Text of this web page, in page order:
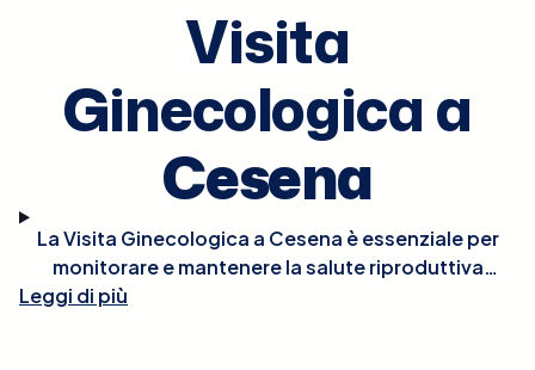
Visita
Ginecologica a
Cesena
La Visita Ginecologica a Cesena è essenziale per
monitorare e mantenere la salute riproduttiva
femminile. Durante la visita, il ginecologo condurrà
Leggi di più